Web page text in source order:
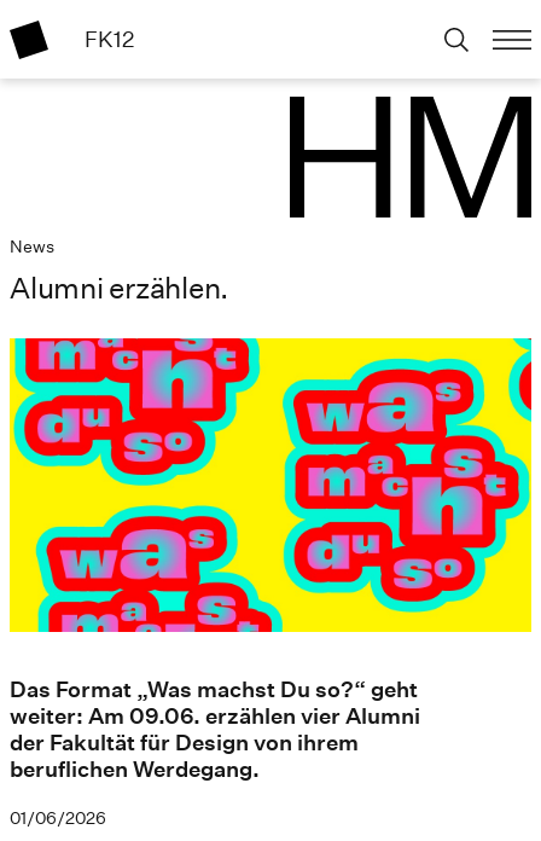
FK12
News
Alumni erzählen.
Das Format „Was machst Du so?“ geht
weiter: Am 09.06. erzählen vier Alumni
der Fakultät für Design von ihrem
beruflichen Werdegang.
01/06/2026